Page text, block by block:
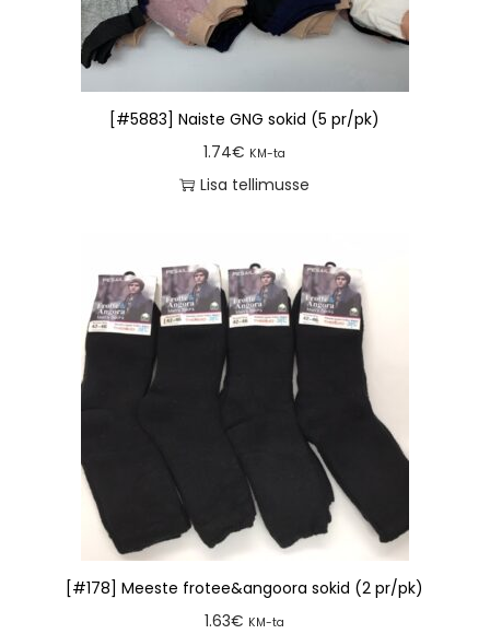
[#5883] Naiste GNG sokid (5 pr/pk)
1.74€ KM-ta
Lisa tellimusse
[#178] Meeste frotee&angoora sokid (2 pr/pk)
1.63€ KM-ta